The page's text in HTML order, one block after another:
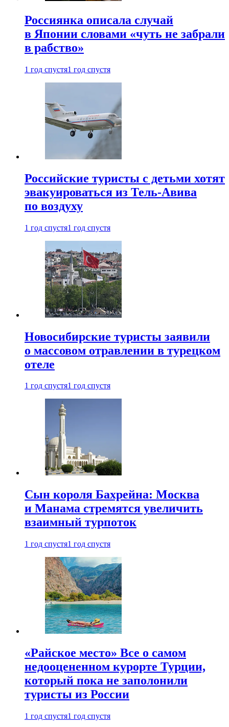
Россиянка описала случай
в Японии словами «чуть не забрали
в рабство»
1 год спустя1 год спустя
Российские туристы с детьми хотят
эвакуироваться из Тель-Авива
по воздуху
1 год спустя1 год спустя
Новосибирские туристы заявили
о массовом отравлении в турецком
отеле
1 год спустя1 год спустя
Сын короля Бахрейна: Москва
и Манама стремятся увеличить
взаимный турпоток
1 год спустя1 год спустя
«Райское место» Все о самом
недооцененном курорте Турции,
который пока не заполонили
туристы из России
1 год спустя1 год спустя